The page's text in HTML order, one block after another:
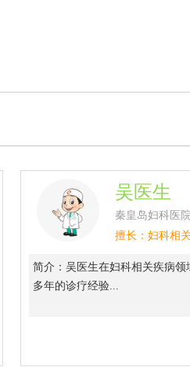
吴医生
秦皇岛妇科医院
擅长：妇科相
简介：吴医生在妇科相关疾病领
多年的诊疗经验...